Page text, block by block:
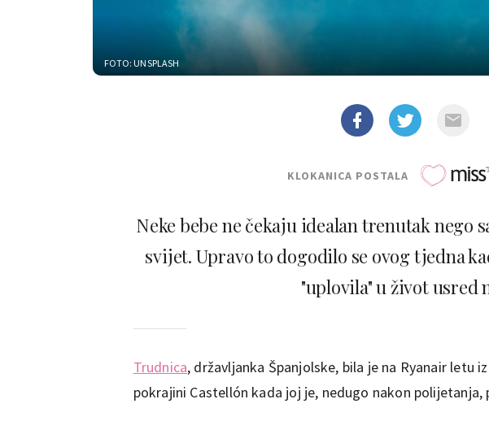
FOTO: UNSPLASH
KLOKANICA POSTALA
Neke bebe ne čekaju idealan trenutak nego
svijet. Upravo to dogodilo se ovog tjedna
"uplovila" u život usred
Trudnica, državljanka Španjolske, bila je na Ryanair letu
pokrajini Castellón kada joj je, nedugo nakon polijetanja,